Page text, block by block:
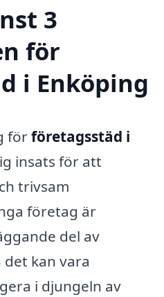
3
för
i Enköping
förföretagsstäd i
insats för att
trivsam
företag är
del av
kan vara
i djungeln av